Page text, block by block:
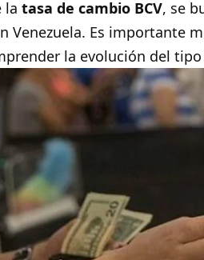
latasa de cambio BCV, se
Venezuela. Es importante
la evolución del